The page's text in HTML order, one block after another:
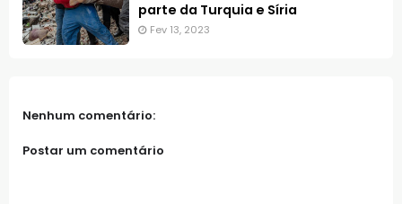
parte da Turquia e Síria
Fev 13, 2023
Nenhum comentário:
Postar um comentário